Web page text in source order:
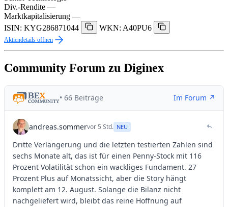
Div.-Rendite —
Marktkapitalisierung —
ISIN: KYG286871044
WKN: A40PU6
Aktiendetails öffnen
Community Forum zu Diginex